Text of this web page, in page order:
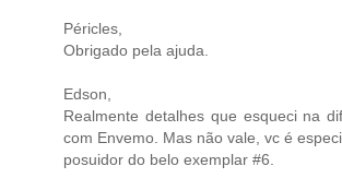
Péricles,
Obrigado pela ajuda.
Edson,
Realmente detalhes que esqueci na
com Envemo. Mas não vale, vc é
posuidor do belo exemplar #6.